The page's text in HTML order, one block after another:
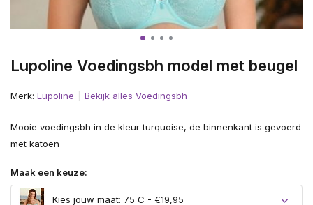
Lupoline Voedingsbh model met beugel
Merk: Lupoline Bekijk alles Voedingsbh
Mooie voedingsbh in de kleur turquoise, de binnenkant is gevoerd
met katoen
Maak een keuze:
Kies jouw maat: 75 C - €19,95